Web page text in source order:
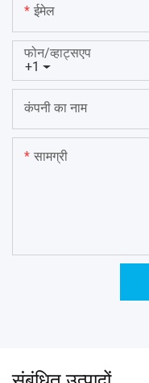
ईमेल
+1
फोन/व्हाट्सएप
कंपनी का नाम
सामग्री